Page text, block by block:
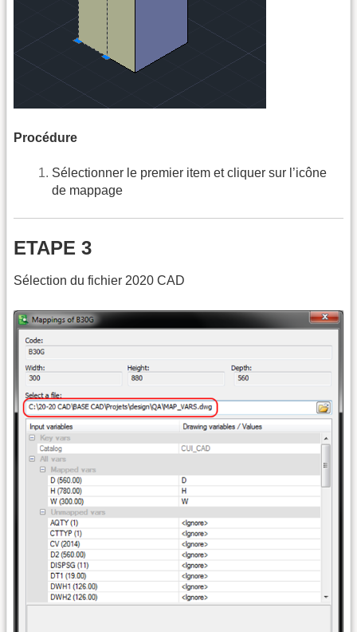
Procédure
Sélectionner le premier item et cliquer sur l’icône
de mappage
ETAPE 3
Sélection du fichier 2020 CAD